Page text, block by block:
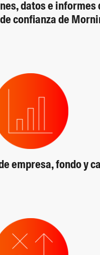
datos e informes
confianza de
empresa, fondo y